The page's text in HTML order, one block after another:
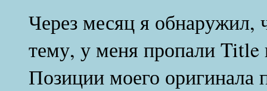
Через месяц я обнаружил,
тему, у меня пропали Title
Позиции моего оригинала